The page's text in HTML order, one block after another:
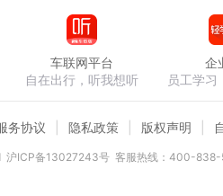
车联网平台
自在出行，听我想听
企
员工学习
务协议 隐私政策 版权声明
沪ICP备13027243号 客服热线：400-838-